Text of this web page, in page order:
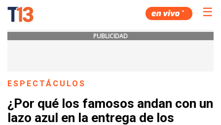
☰
PUBLICIDAD
ESPECTÁCULOS
¿Por qué los famosos andan con un
lazo azul en la entrega de los